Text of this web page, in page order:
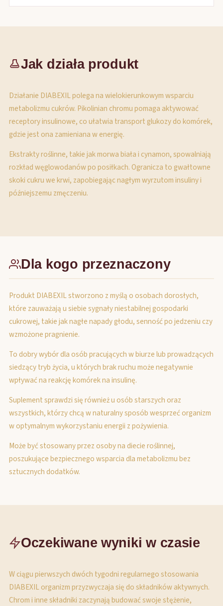
Jak działa produkt
Działanie DIABEXIL polega na wielokierunkowym wsparciu
metabolizmu cukrów. Pikolinian chromu pomaga aktywować
receptory insulinowe, co ułatwia transport glukozy do komórek,
gdzie jest ona zamieniana w energię.
Ekstrakty roślinne, takie jak morwa biała i cynamon, spowalniają
rozkład węglowodanów po posiłkach. Ogranicza to gwałtowne
skoki cukru we krwi, zapobiegając nagłym wyrzutom insuliny i
późniejszemu zmęczeniu.
Dla kogo przeznaczony
Produkt DIABEXIL stworzono z myślą o osobach dorosłych,
które zauważają u siebie sygnały niestabilnej gospodarki
cukrowej, takie jak nagłe napady głodu, senność po jedzeniu czy
wzmożone pragnienie.
To dobry wybór dla osób pracujących w biurze lub prowadzących
siedzący tryb życia, u których brak ruchu może negatywnie
wpływać na reakcję komórek na insulinę.
Suplement sprawdzi się również u osób starszych oraz
wszystkich, którzy chcą w naturalny sposób wesprzeć organizm
w optymalnym wykorzystaniu energii z pożywienia.
Może być stosowany przez osoby na diecie roślinnej,
poszukujące bezpiecznego wsparcia dla metabolizmu bez
sztucznych dodatków.
Oczekiwane wyniki w czasie
W ciągu pierwszych dwóch tygodni regularnego stosowania
DIABEXIL organizm przyzwyczaja się do składników aktywnych.
Chrom i inne składniki zaczynają budować swoje stężenie,